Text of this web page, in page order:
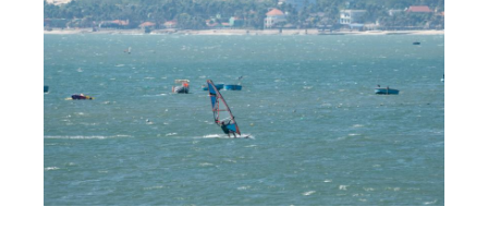
Система скидок
Обучение Wing Foil